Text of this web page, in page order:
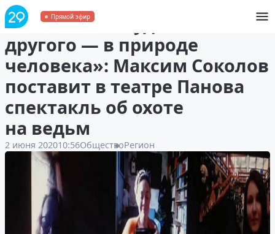
Прямой эфир
«Готовность судить
другого — в природе
человека»: Максим Соколов
поставит в театре Панова
спектакль об охоте
на ведьм
2 июня 202010:56ОбществоРегион